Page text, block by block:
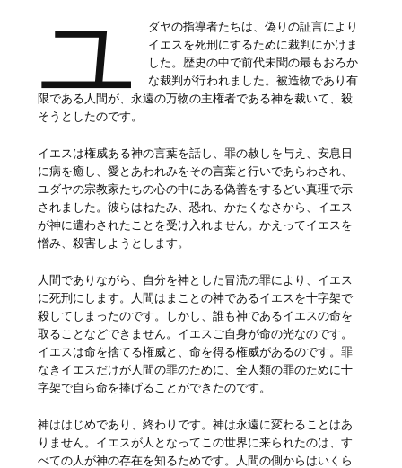
ユ
ダヤの指導者たちは、偽りの証言により
イエスを死刑にするために裁判にかけま
した。歴史の中で前代未聞の最もおろか
な裁判が行われました。被造物であり有
限である人間が、永遠の万物の主権者である神を裁いて、殺
そうとしたのです。
イエスは権威ある神の言葉を話し、罪の赦しを与え、安息日
に病を癒し、愛とあわれみをその言葉と行いであらわされ、
ユダヤの宗教家たちの心の中にある偽善をするどい真理で示
されました。彼らはねたみ、恐れ、かたくなさから、イエス
が神に遣わされたことを受け入れません。かえってイエスを
憎み、殺害しようとします。
人間でありながら、自分を神とした冒涜の罪により、イエス
に死刑にします。人間はまことの神であるイエスを十字架で
殺してしまったのです。しかし、誰も神であるイエスの命を
取ることなどできません。イエスご自身が命の光なのです。
イエスは命を捨てる権威と、命を得る権威があるのです。罪
なきイエスだけが人間の罪のために、全人類の罪のために十
字架で自ら命を捧げることができたのです。
神ははじめであり、終わりです。神は永遠に変わることはあ
りません。イエスが人となってこの世界に来られたのは、す
べての人が神の存在を知るためです。人間の側からはいくら